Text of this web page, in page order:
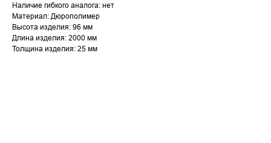
Наличие гибкого аналога: нет
Материал: Дюрополимер
Высота изделия: 96 мм
Длина изделия: 2000 мм
Толщина изделия: 25 мм